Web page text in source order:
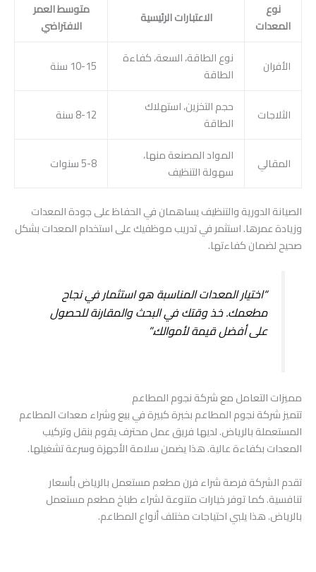
نوع
المعدات
الاعتبارات الرئيسية
متوسط العمر
الافتراضي
الأفران
نوع الطاقة، السعة، كفاءة
الطاقة
10-15 سنة
الثلاجات
حجم التخزين، استهلاك
الطاقة
8-12 سنة
المقالي
المواد المصنعة منها،
سهولة التنظيف
5-8 سنوات
الصيانة الدورية والتنظيف يساهمان في الحفاظ على جودة المعدات
وزيادة عمرها. استثمر في تدريب موظفيك على استخدام المعدات بشكل
صحيح لضمان كفاءتها.
“اختيار المعدات المناسبة هو استثمار في نجاح
مطعمك. خذ وقتك في البحث والمقارنة للحصول
على أفضل قيمة لأموالك.”
مميزات التعامل مع شركة نجوم المطاعم
تتميز شركة نجوم المطاعم بخبرة كبيرة في بيع وشراء معدات المطاعم
المستعملة بالرياض. لديها فريق عمل محترف يقوم بنقل وتركيب
المعدات بكفاءة عالية. هذا يضمن سلامة الأجهزة وسرعة تشغيلها.
تقدم الشركة فرصة شراء فرن مطعم مستعمل بالرياض بأسعار
تنافسية. كما توفر خيارات متنوعة لشراء طباخ مطعم مستعمل
بالرياض. هذا يلبي احتياجات مختلف أنواع المطاعم.